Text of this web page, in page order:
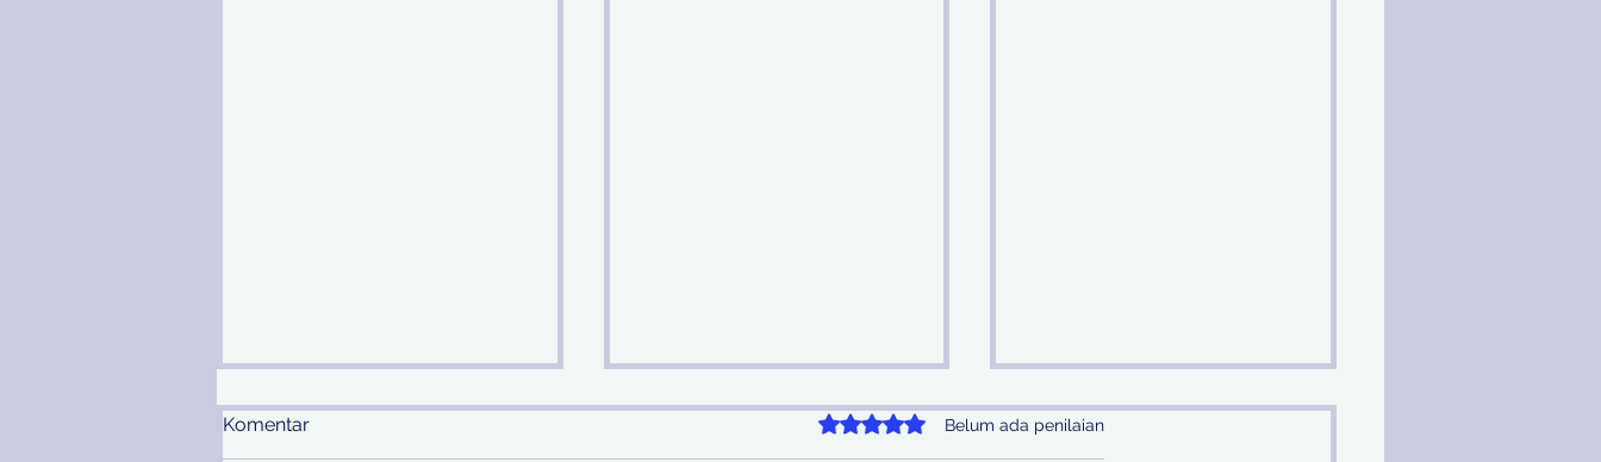
Komentar Dinilai 0 dari 5 bintang.
Belum ada penilaian